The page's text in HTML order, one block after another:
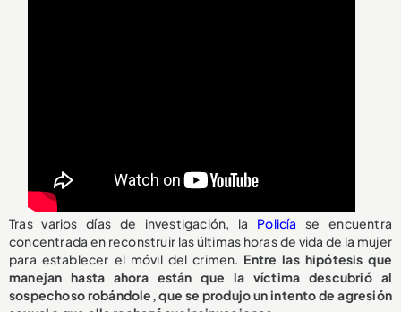
Tras varios días de investigación, la Policía se encuentra
concentrada en reconstruir las últimas horas de vida de la mujer
para establecer el móvil del crimen. Entre las hipótesis que
manejan hasta ahora están que la víctima descubrió al
sospechoso robándole, que se produjo un intento de agresión